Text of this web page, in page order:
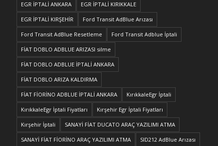
EGR İPTALİ ANKARA EGR İPTALİ KIRIKKALE
EGR İPTALİ KIRŞEHİR Ford Transit AdBlue Arızası
Ford Transit AdBlue Resetleme Ford Transit Adblue İptali
FİAT DOBLO ADBLUE ARIZASI silme
FİAT DOBLO ADBLUE İPTALİ ANKARA
FİAT DOBLO ARIZA KALDIRMA
FİAT FİORİNO ADBLUE İPTALİ ANKARA KırıkkaleEgr İptali
KırıkkaleEgr İptali Fiyatları Kırşehir Egr İptali Fiyatları
Kırşehir İptali SANAYİ FİAT DUCATO ARAÇ YAZILIMI ATMA
SANAYİ FİAT FİORİNO ARAÇ YAZILIMI ATMA SID212 AdBlue Arızası